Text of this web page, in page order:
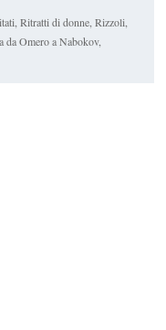
Ritratti di donne , Rizzoli,
da Omero a Nabokov,